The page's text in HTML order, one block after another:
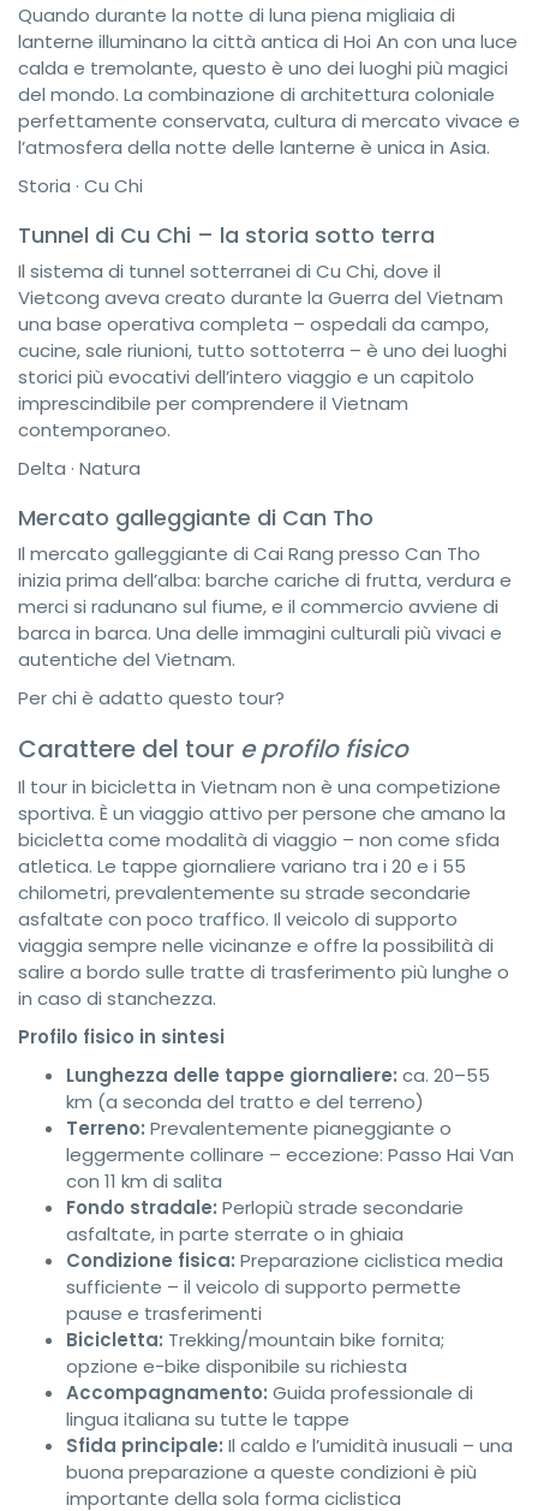
Quando durante la notte di luna piena migliaia di
lanterne illuminano la città antica di Hoi An con una luce
calda e tremolante, questo è uno dei luoghi più magici
del mondo. La combinazione di architettura coloniale
perfettamente conservata, cultura di mercato vivace e
l’atmosfera della notte delle lanterne è unica in Asia.
Storia · Cu Chi
Tunnel di Cu Chi – la storia sotto terra
Il sistema di tunnel sotterranei di Cu Chi, dove il
Vietcong aveva creato durante la Guerra del Vietnam
una base operativa completa – ospedali da campo,
cucine, sale riunioni, tutto sottoterra – è uno dei luoghi
storici più evocativi dell’intero viaggio e un capitolo
imprescindibile per comprendere il Vietnam
contemporaneo.
Delta · Natura
Mercato galleggiante di Can Tho
Il mercato galleggiante di Cai Rang presso Can Tho
inizia prima dell’alba: barche cariche di frutta, verdura e
merci si radunano sul fiume, e il commercio avviene di
barca in barca. Una delle immagini culturali più vivaci e
autentiche del Vietnam.
Per chi è adatto questo tour?
Carattere del tour e profilo fisico
Il tour in bicicletta in Vietnam non è una competizione
sportiva. È un viaggio attivo per persone che amano la
bicicletta come modalità di viaggio – non come sfida
atletica. Le tappe giornaliere variano tra i 20 e i 55
chilometri, prevalentemente su strade secondarie
asfaltate con poco traffico. Il veicolo di supporto
viaggia sempre nelle vicinanze e offre la possibilità di
salire a bordo sulle tratte di trasferimento più lunghe o
in caso di stanchezza.
Profilo fisico in sintesi
Lunghezza delle tappe giornaliere: ca. 20–55
km (a seconda del tratto e del terreno)
Terreno: Prevalentemente pianeggiante o
leggermente collinare – eccezione: Passo Hai Van
con 11 km di salita
Fondo stradale: Perlopiù strade secondarie
asfaltate, in parte sterrate o in ghiaia
Condizione fisica: Preparazione ciclistica media
sufficiente – il veicolo di supporto permette
pause e trasferimenti
Bicicletta: Trekking/mountain bike fornita;
opzione e-bike disponibile su richiesta
Accompagnamento: Guida professionale di
lingua italiana su tutte le tappe
Sfida principale: Il caldo e l’umidità inusuali – una
buona preparazione a queste condizioni è più
importante della sola forma ciclistica